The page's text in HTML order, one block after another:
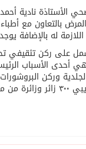
الأستاذة نادية
بالتعاون مع
له بالإضافة
اقيمت على مساحة٥٠مترمربع
أحدى الأسباب
وركن